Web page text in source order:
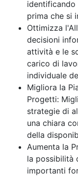
prima che si
Ottimizza
decisioni
attività e le
carico di
individuale
Migliora la
Progetti:
strategie di
una chiara
della
Aumenta la
la possibilità
importanti